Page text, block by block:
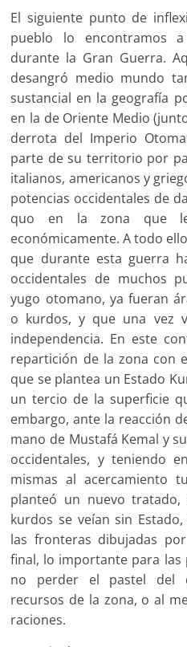
El siguiente punto de
pueblo lo encontramos
durante la Gran Guerra.
desangró medio mundo
sustancial en la geografía
en la de Oriente Medio
derrota del Imperio
parte de su territorio por
italianos, americanos y
potencias occidentales de
quo en la zona que
económicamente. A todo
que durante esta guerra
occidentales de muchos
yugo otomano, ya fueran
o kurdos, y que una vez
independencia. En este
repartición de la zona con
que se plantea un Estado
un tercio de la superficie
embargo, ante la reacción
mano de Mustafá Kemal y
occidentales, y teniendo
mismas al acercamiento
planteó un nuevo
kurdos se veían sin
las fronteras dibujadas
final, lo importante para las
no perder el pastel del
recursos de la zona, o al
raciones.